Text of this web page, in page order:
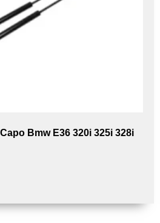
Bmw E36 320i 325i 328i